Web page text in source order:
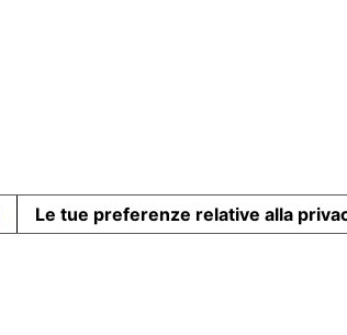
Le tue preferenze relative alla